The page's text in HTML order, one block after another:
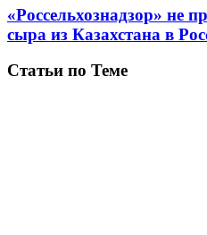
«Россельхознадзор» не
сыра из Казахстана в
Статьи по Теме